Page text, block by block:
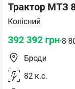
Трактор МТЗ
Колісний
392 392 грн·8
Броди
82 к.с.